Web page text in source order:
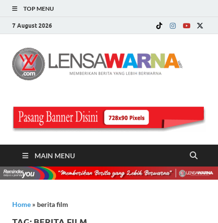
TOP MENU
7 August 2026
MAIN MENU
Home » berita film